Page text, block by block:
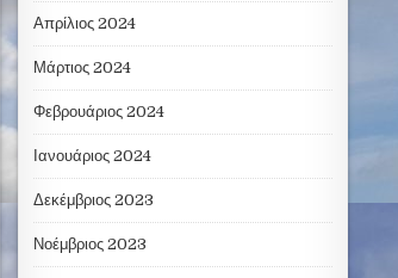
Απρίλιος 2024
Μάρτιος 2024
Φεβρουάριος 2024
Ιανουάριος 2024
Δεκέμβριος 2023
Νοέμβριος 2023